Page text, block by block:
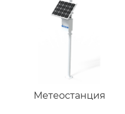
Метеостанция